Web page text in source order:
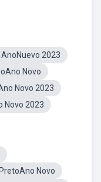
AnoNuevo 2023
Novo
Novo 2023
Novo 2023
Novo